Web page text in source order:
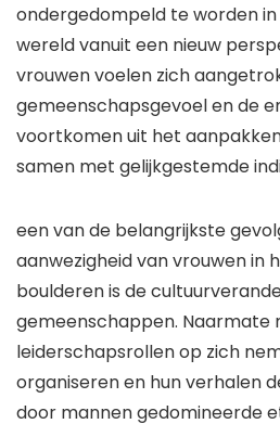
ondergedompeld te worden
wereld vanuit een nieuw
vrouwen voelen zich
gemeenschapsgevoel en de
voortkomen uit het
samen met gelijkgestemde
een van de belangrijkste
aanwezigheid van vrouwen in
boulderen is de
gemeenschappen. Naarmate
leiderschapsrollen op zich
organiseren en hun verhalen
door mannen gedomineerde